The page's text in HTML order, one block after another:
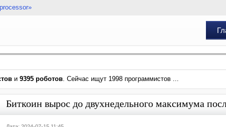
и 9395 роботов. Сейчас ищут 1998 программистов ...
Биткоин вырос до двухнедельного максимума